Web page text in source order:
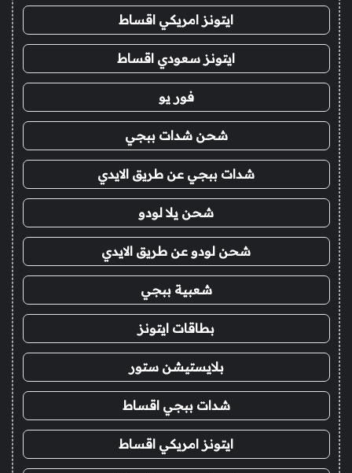
ايتونز امريكي اقساط
ايتونز سعودي اقساط
فور يو
شحن شدات ببجي
شدات ببجي عن طريق الايدي
شحن يلا لودو
شحن لودو عن طريق الايدي
شعبية ببجي
بطاقات ايتونز
بلايستيشن ستور
شدات ببجي اقساط
ايتونز امريكي اقساط